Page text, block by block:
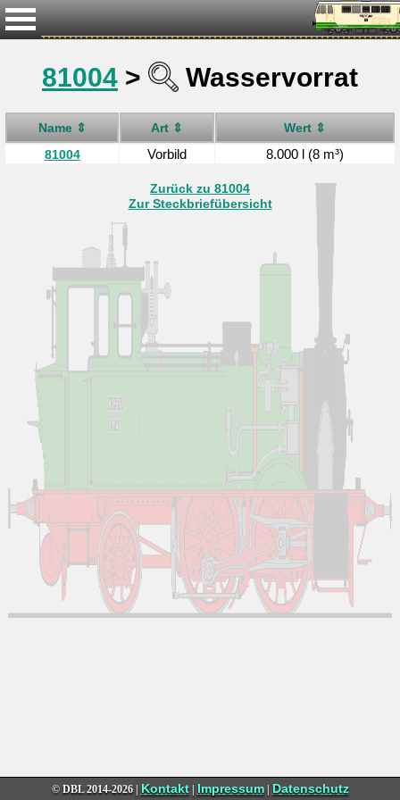
81004 > Wasservorrat
Name ⇕ Art ⇕
Wert ⇕
81004
Vorbild 8.000 l (8 m³)
Zurück zu 81004
Zur Steckbriefübersicht
© DBL2014-2026 | Kontakt| Impressum| Datenschutz